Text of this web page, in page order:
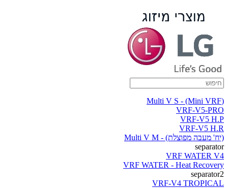
(Multi V S - (Mini VRF
VRF-V5-PRO
VRF-V5 H.P
VRF-V5 H.R
(יח' מעבה מפוצלת) - Multi V M
separator
VRF WATER V4
VRF WATER - Heat Recovery
separator2
VRF-V4 TROPICAL